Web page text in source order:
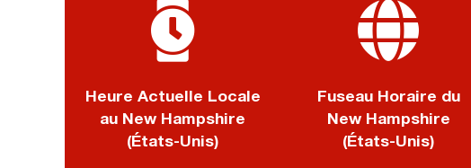
Heure Actuelle Locale
au New Hampshire
(États-Unis)
Fuseau Horaire du
New Hampshire
(États-Unis)